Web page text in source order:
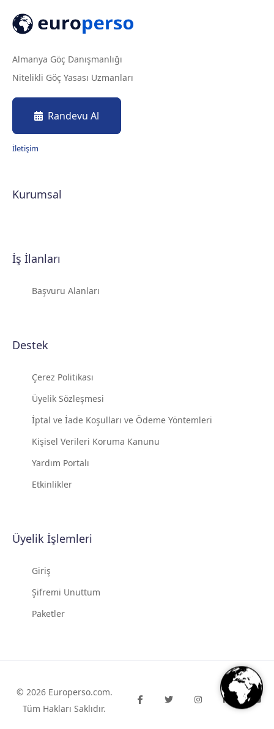
Almanya Göç Danışmanlığı
Nitelikli Göç Yasası Uzmanları
Randevu Al
İletişim
Kurumsal
İş İlanları
Başvuru Alanları
Destek
Çerez Politikası
Üyelik Sözleşmesi
İptal ve İade Koşulları ve Ödeme Yöntemleri
Kişisel Verileri Koruma Kanunu
Yardım Portalı
Etkinlikler
Üyelik İşlemleri
Giriş
Şifremi Unuttum
Paketler
© 2026 Europerso.com.
Tüm Hakları Saklıdır.